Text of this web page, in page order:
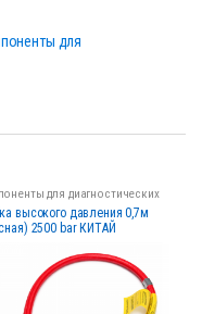
для
для диагностических
высокого давления 0,7м
2500 bar КИТАЙ